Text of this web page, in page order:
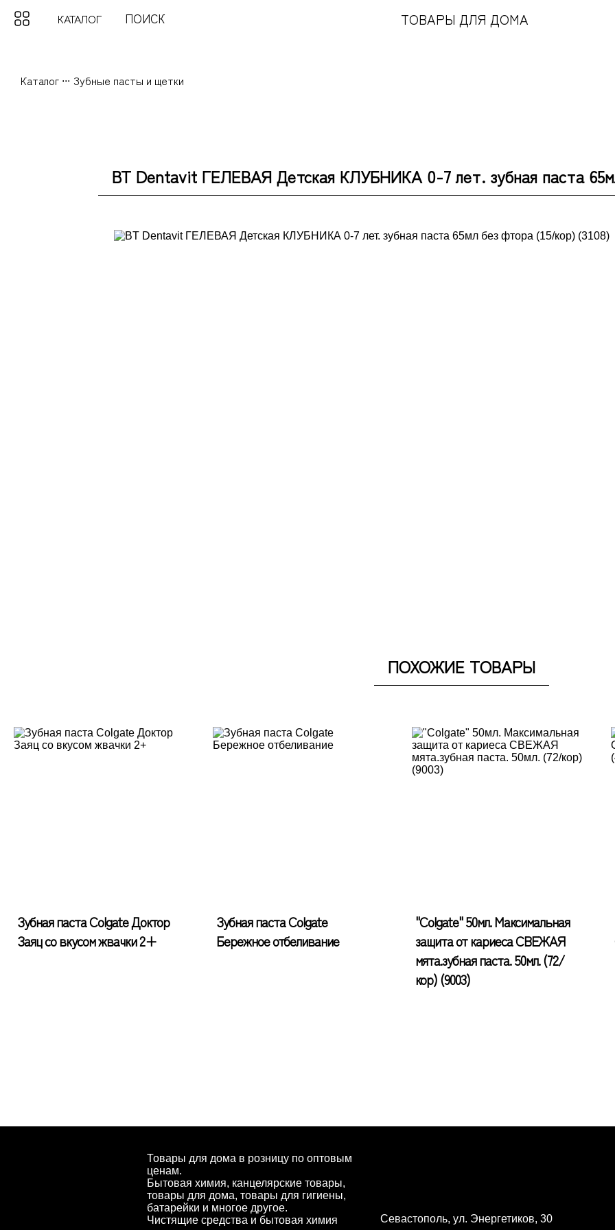
КАТАЛОГ ТОВАРЫ ДЛЯ ДОМА
Каталог ... Зубные пасты и щетки
BT Dentavit ГЕЛЕВАЯ Детская КЛУБНИКА 0-7 лет. зубная паста
ПОХОЖИЕ ТОВАРЫ
Зубная паста Colgate Доктор
Заяц со вкусом жвачки 2+
Зубная паста Colgate
Бережное отбеливание
"Colgate" 50мл. Максимальная
защита от кариеса СВЕЖАЯ
мята.зубная паста. 50мл. (72/
кор) (9003)
Товары для дома в розницу по оптовым
ценам.
Бытовая химия, канцелярские товары,
товары для дома, товары для гигиены,
батарейки и многое другое.
Чистящие средства и бытовая химия
Севастополь, ул. Энергетиков, 30